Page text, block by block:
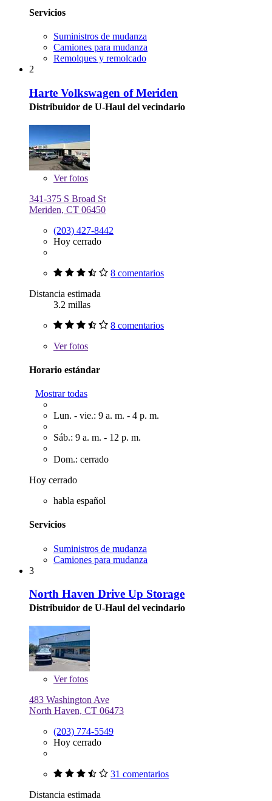
Servicios
Suministros de mudanza
Camiones para mudanza
Remolques y remolcado
2
Harte Volkswagen of Meriden
Distribuidor de U-Haul del vecindario
Verfotos
341-375 S Broad St
Meriden, CT 06450
(203) 427-8442
Hoy cerrado
8 comentarios
Distancia estimada
3.2 millas
8 comentarios
Verfotos
Horario estándar
Mostrar todas
Lun. - vie.: 9 a. m. - 4 p. m.
Sáb.: 9 a. m. - 12 p. m.
Dom.: cerrado
Hoy cerrado
habla español
Servicios
Suministros de mudanza
Camiones para mudanza
3
North Haven Drive Up Storage
Distribuidor de U-Haul del vecindario
Verfotos
483 Washington Ave
North Haven, CT 06473
(203) 774-5549
Hoy cerrado
31 comentarios
Distancia estimada